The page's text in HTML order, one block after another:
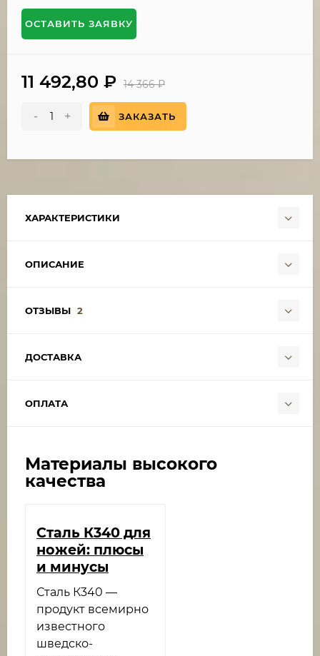
ОСТАВИТЬ ЗАЯВКУ
11 492,80 ₽ 14 366₽
- + ЗАКАЗАТЬ
ХАРАКТЕРИСТИКИ
ОПИСАНИЕ
ОТЗЫВЫ 2
ДОСТАВКА
ОПЛАТА
Материалы высокого
качества
Cталь К340 для
ножей: плюсы
и минусы
Сталь К340 —
продукт всемирно
известного
шведско-